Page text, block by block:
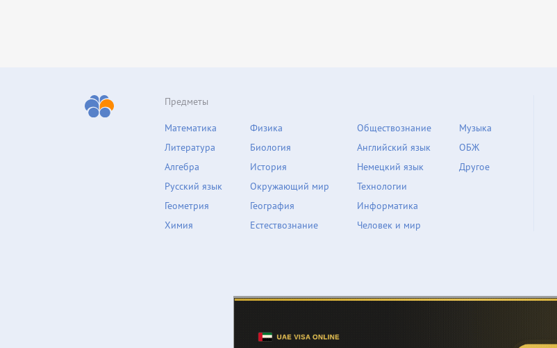
Предметы
Математика
Литература
Алгебра
Русский язык
Геометрия
Химия
Физика
Биология
История
Окружающий мир
География
Естествознание
Обществознание
Английский язык
Немецкий язык
Технологии
Информатика
Человек и мир
Музыка
ОБЖ
Другое